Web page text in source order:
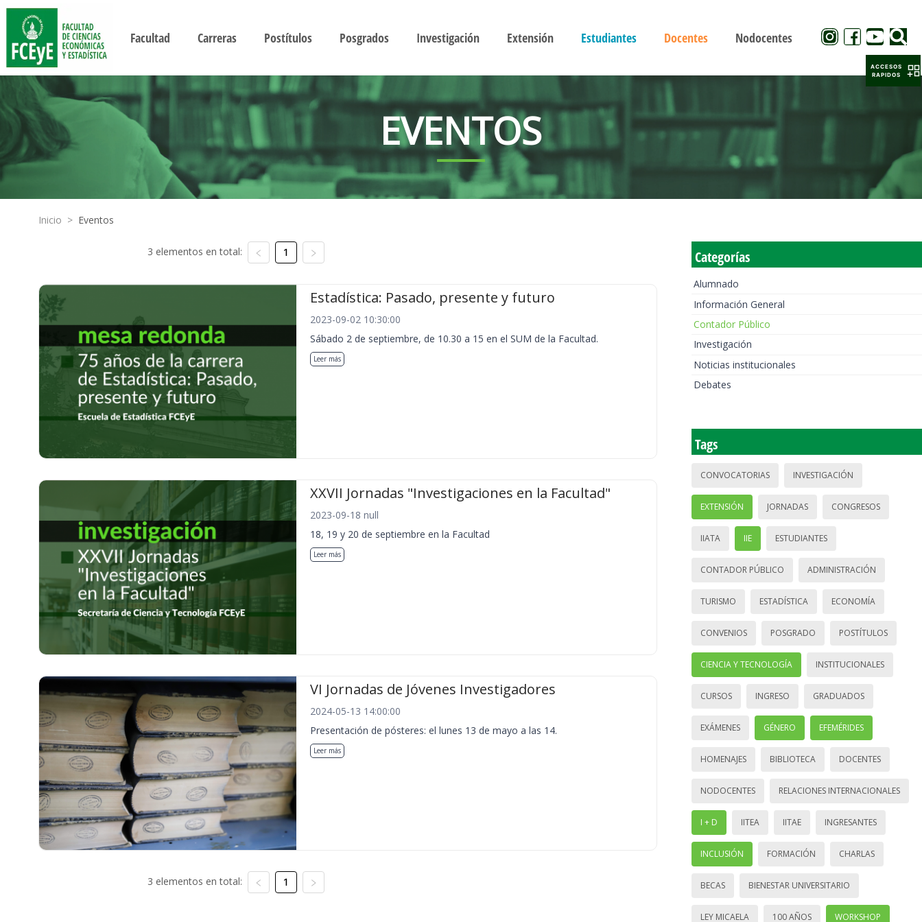
Facultad Carreras Postítulos Posgrados Investigación Extensión Estudiantes Docentes Nodocentes
EVENTOS
Inicio > Eventos
3 elementos en total: 1
Estadística: Pasado, presente y futuro
2023-09-02 10:30:00
Sábado 2 de septiembre, de 10.30 a 15 en el SUM de la Facultad.
Leer más
XXVII Jornadas "Investigaciones en la Facultad"
2023-09-18 null
18, 19 y 20 de septiembre en la Facultad
Leer más
VI Jornadas de Jóvenes Investigadores
2024-05-13 14:00:00
Presentación de pósteres: el lunes 13 de mayo a las 14.
Leer más
3 elementos en total: 1
Categorías
Alumnado
Información General
Contador Público
Investigación
Noticias institucionales
Debates
Tags
CONVOCATORIAS INVESTIGACIÓN
EXTENSIÓN JORNADAS CONGRESOS
IIATA IIE ESTUDIANTES
CONTADOR PÚBLICO ADMINISTRACIÓN
TURISMO ESTADÍSTICA ECONOMÍA
CONVENIOS POSGRADO POSTÍTULOS
CIENCIA Y TECNOLOGÍA INSTITUCIONALES
CURSOS INGRESO GRADUADOS
EXÁMENES GÉNERO EFEMÉRIDES
HOMENAJES BIBLIOTECA DOCENTES
NODOCENTES RELACIONES INTERNACIONALES
I + D IITEA IITAE INGRESANTES
INCLUSIÓN FORMACIÓN CHARLAS
BECAS BIENESTAR UNIVERSITARIO
LEY MICAELA 100 AÑOS WORKSHOP
ACCESOS
RAPIDOS